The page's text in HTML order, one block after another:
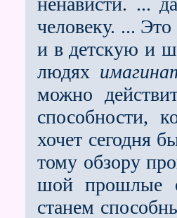
человеку. ...
и в детскую и
людях
можно
способности,
хочет сего­дня
тому обзору
шой прошлые
станем